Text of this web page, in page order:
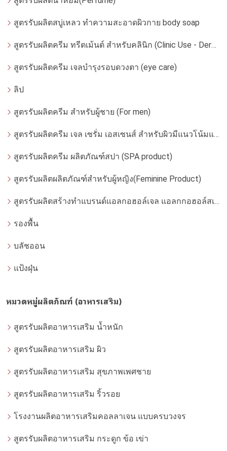
สูตรรับผลิตสบู่เหลว ทำความสะอาดผิวกาย body soap
สูตรรับผลิตครีม ทรีตเม้นต์ สำหรับคลินิก (Clinic Use - Dermatologist)
สูตรรับผลิตครีม เจลบำรุงรอบดวงตา (eye care)
ลิป
สูตรรับผลิตครีม สำหรับผู้ชาย (For men)
สูตรรับผลิตครีม เจล เซรั่ม เอสเซนส์ สำหรับผิวมีแนวโน้มแพ้ง่าย
สูตรรับผลิตครีม ผลิตภัณฑ์สปา (SPA product)
สูตรรับผลิตผลิตภัณฑ์สำหรับผู้หญิง(Feminine Product)
สูตรรับผลิตสร้างทำแบรนด์แอลกอฮอล์เจล แอลกกอฮอล์สเปรย์ ล้างมือ
รองพื้น
บลัชออน
แป้งฝุ่น
หมวดหมู่ผลิตภัณฑ์ (อาหารเสริม)
สูตรรับผลิตอาหารเสริม น้ำหนัก
สูตรรับผลิตอาหารเสริม ผิว
สูตรรับผลิตอาหารเสริม สุขภาพเพศชาย
สูตรรับผลิตอาหารเสริม ริ้วรอย
โรงงานผลิตอาหารเสริมคอลลาเจน แบบครบวงจร
สูตรรับผลิตอาหารเสริม กระดูก ข้อ เข่า